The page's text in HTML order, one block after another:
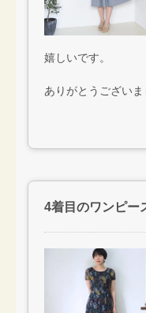
嬉しいです。
ありがとうございま
4着目のワンピー